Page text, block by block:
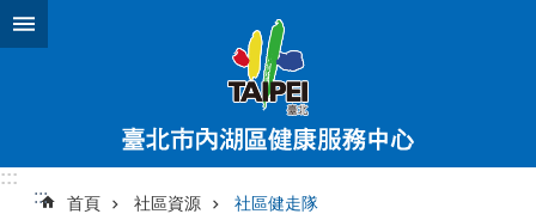
跳到主要內容區塊
:::
:::
首頁 社區資源 社區健走隊